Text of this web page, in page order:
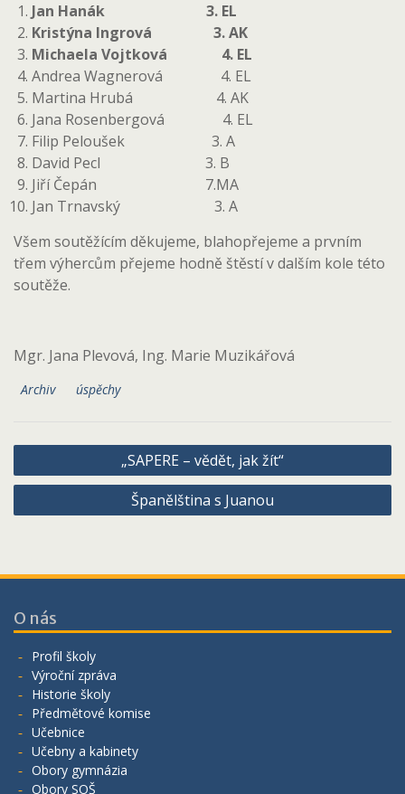
Jan Hanák 3. EL
Kristýna Ingrová 3. AK
Michaela Vojtková 4. EL
Andrea Wagnerová 4. EL
Martina Hrubá 4. AK
Jana Rosenbergová 4. EL
Filip Peloušek 3. A
David Pecl 3. B
Jiří Čepán 7.MA
Jan Trnavský 3. A
Všem soutěžícím děkujeme, blahopřejeme a prvním
třem výhercům přejeme hodně štěstí v dalším kole této
soutěže.
Mgr. Jana Plevová, Ing. Marie Muzikářová
Archiv úspěchy
Navigace
pro
„SAPERE – vědět, jak žít“
Španělština s Juanou
O nás
Profil školy
Výroční zpráva
Historie školy
Předmětové komise
Učebnice
Učebny a kabinety
Obory gymnázia
Obory SOŠ